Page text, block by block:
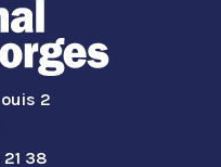
2
21 38